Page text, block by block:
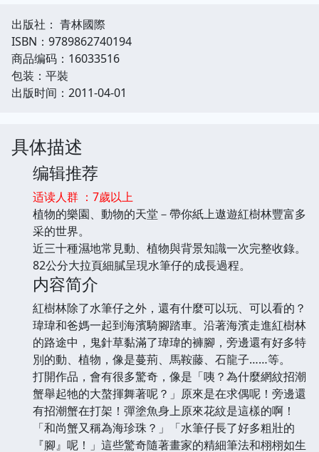
出版社： 青林國際
ISBN：9789862740194
商品编码：16033516
包装：平裝
出版时间：2011-04-01
具体描述
编辑推荐
适读人群 ：7歲以上
植物的樂園、動物的天堂－帶你紙上遨遊紅樹林豐富多
采的世界。
近三十種濕地常見動、植物與背景知識一次完整收錄。
82公分大拉頁細膩呈現水筆仔的成長過程。
内容简介
紅樹林除了水筆仔之外，還有什麼可以玩、可以看的？
瑋瑋和爸媽一起到海濱騎腳踏車。沿著海濱走進紅樹林
的路途中，鬼針草黏滿了瑋瑋的褲腳，旁邊還有好多特
別的動、植物，像是蔓荊、馬鞍藤、石龍子……等。
打開作品，會有很多驚奇，像是「咦？為什麼網紋招潮
蟹舉起牠的大螯揮舞著呢？」原來是在求偶呢！旁邊還
有招潮蟹在打架！彈塗魚身上原來花紋是這樣的啊！
「和尚蟹又稱為海珍珠？」「水筆仔長了好多粗壯的
『腳』呢！」這些驚奇隨著畫家的精細筆法和栩栩如生